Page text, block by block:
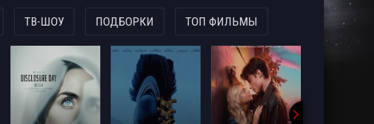
ТВ-ШОУ ПОДБОРКИ ТОП ФИЛЬМЫ